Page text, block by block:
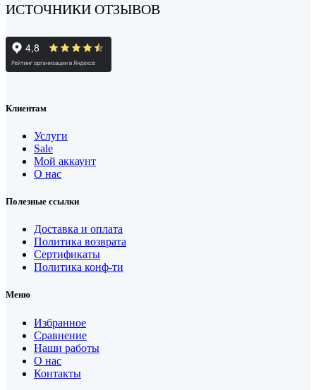
ИСТОЧНИКИ ОТЗЫВОВ
Клиентам
Услуги
Sale
Мой аккаунт
О нас
Полезные ссылки
Доставка и оплата
Политика возврата
Сертификаты
Политика конф-ти
Меню
Избранное
Сравнение
Наши работы
О нас
Контакты